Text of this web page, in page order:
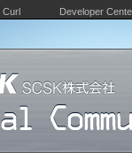
Curl Developer